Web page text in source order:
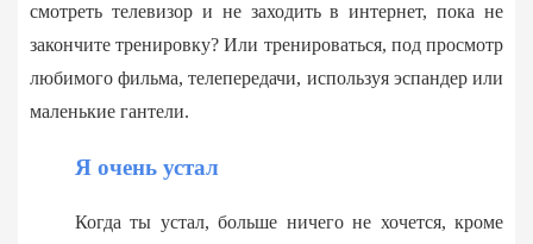
смотреть телевизор и не заходить в интернет, пока не
закончите тренировку? Или тренироваться, под просмотр
любимого фильма, телепередачи, используя эспандер или
маленькие гантели.
Я очень устал
Когда ты устал, больше ничего не хочется, кроме